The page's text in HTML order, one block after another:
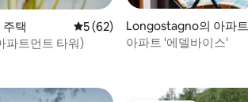
택 평점 5점(5점 만점), 후기 62개
5 (62)
파트먼트 타워)
Longostagno의 아파트
아파트 '에델바이스'